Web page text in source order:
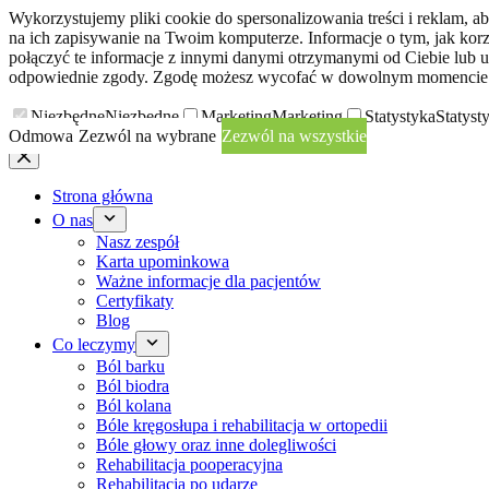
Wykorzystujemy pliki cookie do spersonalizowania treści i reklam,
na ich zapisywanie na Twoim komputerze. Informacje o tym, jak
połączyć te informacje z innymi danymi otrzymanymi od Ciebie
odpowiednie zgody. Zgodę możesz wycofać w dowolnym
NiezbędneNiezbędne MarketingMarketing Statystyka
Odmowa Zezwól na wybrane Zezwól na wszystkie
Przejdź
do
treści
Strona główna
O nas
Nasz zespół
Karta upominkowa
Ważne informacje dla pacjentów
Certyfikaty
Blog
Co leczymy
Ból barku
Ból biodra
Ból kolana
Bóle kręgosłupa i rehabilitacja w ortopedii
Bóle głowy oraz inne dolegliwości
Rehabilitacja pooperacyjna
Rehabilitacja po udarze